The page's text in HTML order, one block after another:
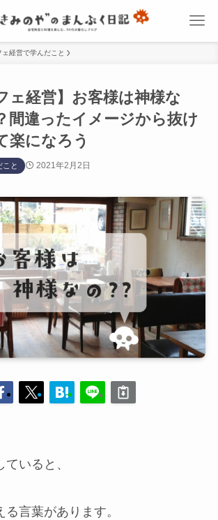
ェ経営で学んだこと
ェ経営】お客様は神様な
間違ったイメージから抜け
楽になろう
こと 2021年2月2日
いると、
言葉があります。